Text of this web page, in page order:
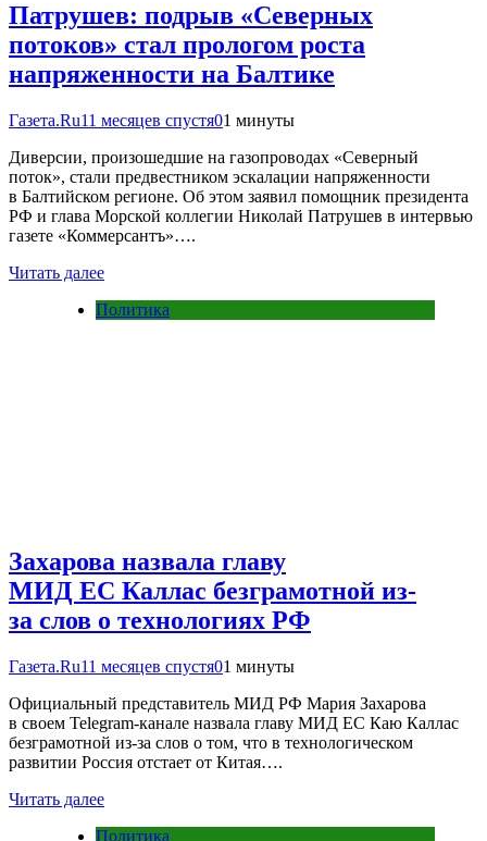
Патрушев: подрыв «Северных
потоков» стал прологом роста
напряженности на Балтике
Газета.Ru11 месяцев спустя01 минуты
Диверсии, произошедшие на газопроводах «Северный
поток», стали предвестником эскалации напряженности
в Балтийском регионе. Об этом заявил помощник президента
РФ и глава Морской коллегии Николай Патрушев в интервью
газете «Коммерсантъ»….
Читать далее
Политика
Захарова назвала главу
МИД ЕС Каллас безграмотной из-
за слов о технологиях РФ
Газета.Ru11 месяцев спустя01 минуты
Официальный представитель МИД РФ Мария Захарова
в своем Telegram-канале назвала главу МИД ЕС Каю Каллас
безграмотной из-за слов о том, что в технологическом
развитии Россия отстает от Китая….
Читать далее
Политика